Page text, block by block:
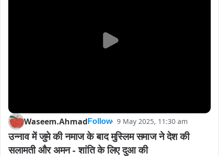
Waseem.Ahmad Follow 9 May 2025, 11:30 am
उन्नाव में जुमे की नमाज के बाद मुस्लिम समाज ने देश की
सलामती और अमन - शांति के लिए दुआ की